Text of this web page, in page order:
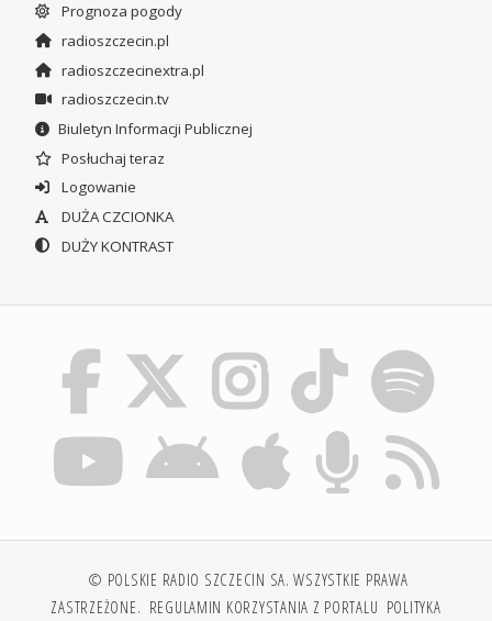
Prognoza pogody
radioszczecin.pl
radioszczecinextra.pl
radioszczecin.tv
Biuletyn Informacji Publicznej
Posłuchaj teraz
Logowanie
DUŻA CZCIONKA
DUŻY KONTRAST
© POLSKIE RADIO SZCZECIN SA. WSZYSTKIE PRAWA
ZASTRZEŻONE. REGULAMIN KORZYSTANIA Z PORTALU POLITYKA